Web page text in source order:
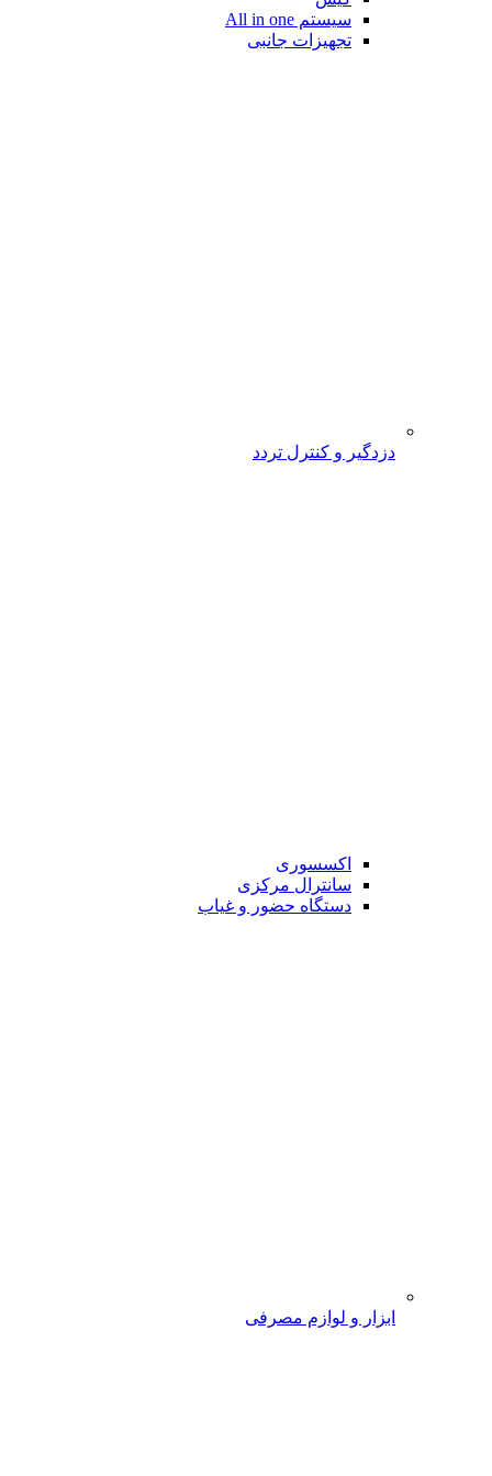
سیستم All in one
تجهیزات جانبی
دزدگیر و کنترل تردد
اکسسوری
سانترال مرکزی
دستگاه حضور و غیاب
ابزار و لوازم مصرفی